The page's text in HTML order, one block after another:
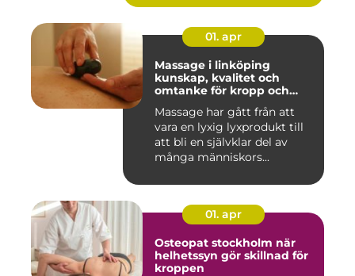
01. apr
Massage i linköping
kunskap, kvalitet och
omtanke för kropp och
Massage har gått från att
vara en lyxig lyxprodukt till
att bli en självklar del av
många människors...
01. apr
Osteopat stockholm när
helhetssyn gör skillnad för
kroppen